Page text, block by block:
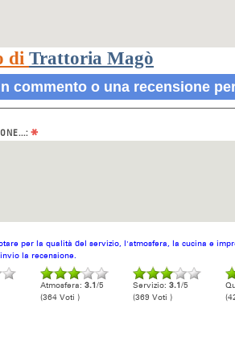
di Trattoria Magò
commento o una recensione
*
per la qualità del servizio, l'atmosfera, la cucina e
la recensione.
Atmosfera: 3.1/5
(364 Voti )
Servizio: 3.1/5
(369 Voti )